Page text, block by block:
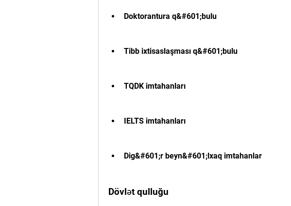
Doktorantura q&#601;bulu
Tibb ixtisaslaşması q&#601;bulu
TQDK imtahanları
IELTS imtahanları
Dig&#601;r beyn&#601;lxaq imtahanlar
Dövlət qulluğu